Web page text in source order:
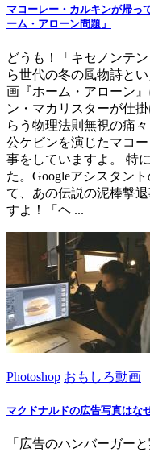
マコーレー・カルキンが帰っ
ーム・アローン問題」
どうも！「キセノンテ
ら世代の冬の風物詩と
画『ホーム・アローン
ン・マカリスターが仕
らう物理法則無視の痛
公ケビンを演じたマコ
事をしていますよ。 特
た。Googleアシスタン
て、あの伝説の泥棒撃
すよ！「ヘ ...
Photoshop おもしろ動画
マクドナルドの広告写真はな
「広告のハンバーガー